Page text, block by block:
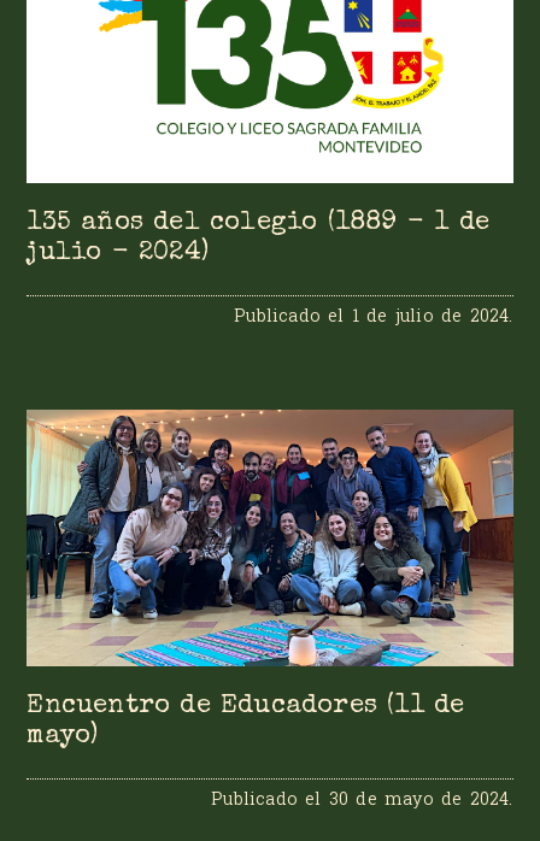
135 años del colegio (1889 - 1 de
julio - 2024)
Publicado el 1 de julio de 2024
Encuentro de Educadores (11 de
mayo)
Publicado el 30 de mayo de 2024